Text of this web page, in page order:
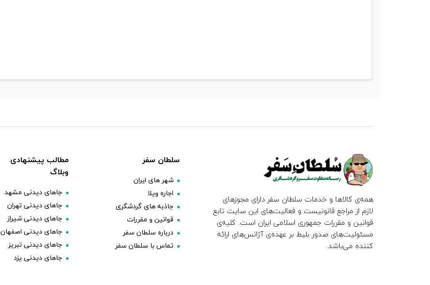
همه‌ی کالاها و خدمات سلطان سفر دارای مجوزهای
لازم از مراجع قانونیست و فعالیت‌های این سایت تابع
قوانین و مقررات جمهوری اسلامی ایران است. کلیه‌ی
مسئولیت‌های صدور بلیط بر عهده‌ی آژانس‌های ارائه
کننده می‌باشد.
سلطان سفر
شهر های ایران
اجاره ویلا
جاذبه های گردشگری
قوانین و مقررات
درباره سلطان سفر
تماس با سلطان سفر
مطالب پیشنهادی
وبلاگ
جاهای دیدنی مشهد
جاهای دیدنی تهران
جاهای دیدنی شیراز
جاهای دیدنی اصفهان
جاهای دیدنی تبریز
جاهای دیدنی یزد